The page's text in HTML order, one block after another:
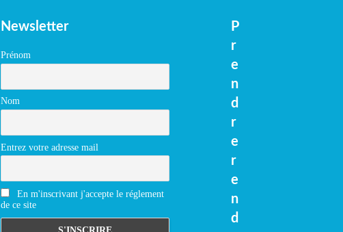
Newsletter
Prénom
Nom
Entrez votre adresse mail
En m'inscrivant j'accepte le réglement
de ce site
P
r
e
n
d
r
e
r
e
n
d